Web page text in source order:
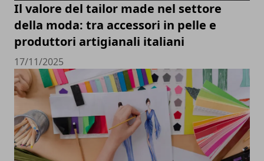
Il valore del tailor made nel settore
della moda: tra accessori in pelle e
produttori artigianali italiani
17/11/2025